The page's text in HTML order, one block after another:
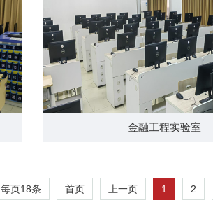
金融工程实验室
每页18条 首页 上一页 1 2